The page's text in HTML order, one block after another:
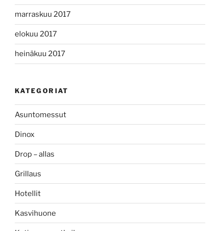
marraskuu 2017
elokuu 2017
heinäkuu 2017
KATEGORIAT
Asuntomessut
Dinox
Drop – allas
Grillaus
Hotellit
Kasvihuone